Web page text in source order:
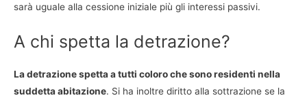
sarà uguale alla cessione iniziale più gli interessi passivi.
A chi spetta la detrazione?
La detrazione spetta a tutti coloro che sono residenti nella
suddetta abitazione. Si ha inoltre diritto alla sottrazione se la